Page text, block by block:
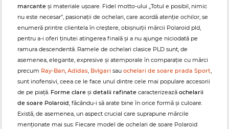
marcante și materiale ușoare. Fidel motto-ului „Totul e posibil, nimic
nu este necesar”, pasionații de ochelari, care acordă atenție ochilor, se
enumeră printre clientela în creștere, obișnuiții mărcii Polaroid pld,
pentru a-i oferi ținutei atingerea finală și a nu ajunge niciodată pe
ramura descendentă. Ramele de ochelari clasice PLD sunt, de
asemenea, elegante, expresive și atemporale în comparație cu mărci
precum Ray-Ban, Adidas, Bvlgari sau ochelari de soare prada Sport,
sunt inofensivi, ceea ce le face unul dintre cele mai populare accesorii
de pe piață. Forme clare și detalii rafinate caracterizează ochelarii
de soare Polaroid, făcându-i să arate bine în orice formă și culoare.
Există, de asemenea, un aspect crucial care suprapune mărcile
menționate mai sus: Fiecare model de ochelari de soare Polaroid